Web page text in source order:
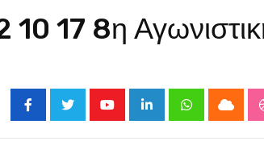
17 8η
LinkedInWhatsappCloud